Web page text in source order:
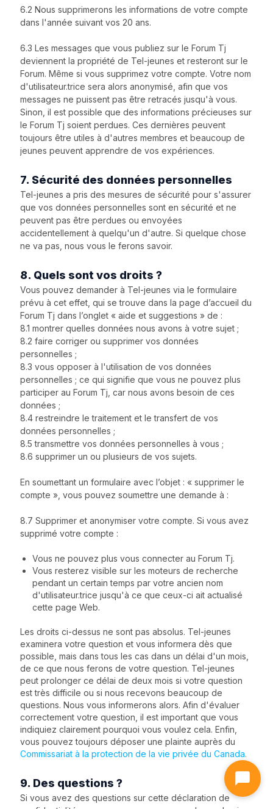
6.2 Nous supprimerons les informations de votre compte
dans l'année suivant vos 20 ans.
6.3 Les messages que vous publiez sur le Forum Tj
deviennent la propriété de Tel-jeunes et resteront sur le
Forum. Même si vous supprimez votre compte. Votre nom
d'utilisateur.trice sera alors anonymisé, afin que vos
messages ne puissent pas être retracés jusqu'à vous.
Sinon, il est possible que des informations précieuses sur
le Forum Tj soient perdues. Ces dernières peuvent
toujours être utiles à d'autres membres et beaucoup de
jeunes peuvent apprendre de vos expériences.
7. Sécurité des données personnelles
Tel-jeunes a pris des mesures de sécurité pour s'assurer
que vos données personnelles sont en sécurité et ne
peuvent pas être perdues ou envoyées
accidentellement à quelqu'un d'autre. Si quelque chose
ne va pas, nous vous le ferons savoir.
8. Quels sont vos droits ?
Vous pouvez demander à Tel-jeunes via le formulaire
prévu à cet effet, qui se trouve dans la page d’accueil du
Forum Tj dans l’onglet « aide et suggestions » de :
8.1 montrer quelles données nous avons à votre sujet ;
8.2 faire corriger ou supprimer vos données
personnelles ;
8.3 vous opposer à l'utilisation de vos données
personnelles ; ce qui signifie que vous ne pouvez plus
participer au Forum Tj, car nous avons besoin de ces
données ;
8.4 restreindre le traitement et le transfert de vos
données personnelles ;
8.5 transmettre vos données personnelles à vous ;
8.6 supprimer un ou plusieurs de vos sujets.
En soumettant un formulaire avec l’objet : « supprimer le
compte », vous pouvez soumettre une demande à :
8.7 Supprimer et anonymiser votre compte. Si vous avez
supprimé votre compte :
Vous ne pouvez plus vous connecter au Forum Tj.
Vous resterez visible sur les moteurs de recherche
pendant un certain temps par votre ancien nom
d'utilisateur.trice jusqu'à ce que ceux-ci ait actualisé
cette page Web.
Les droits ci-dessus ne sont pas absolus. Tel-jeunes
examinera votre question et vous informera dès que
possible, mais dans tous les cas dans un délai d'un mois,
de ce que nous ferons de votre question. Tel-jeunes
peut prolonger ce délai de deux mois si votre question
est très difficile ou si nous recevons beaucoup de
questions. Nous vous informerons alors. Afin d'évaluer
correctement votre question, il est important que vous
indiquiez clairement pourquoi vous voulez cela. Enfin,
vous pouvez toujours déposer une plainte auprès du
Commissariat à la protection de la vie privée du Canada.
9. Des questions ?
Si vous avez des questions sur cette déclaration de